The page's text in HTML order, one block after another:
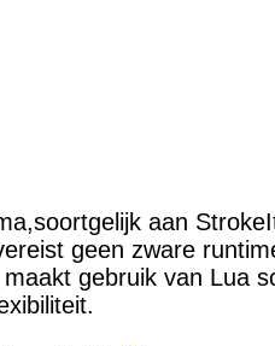
aan
geen zware
gebruik van Lua